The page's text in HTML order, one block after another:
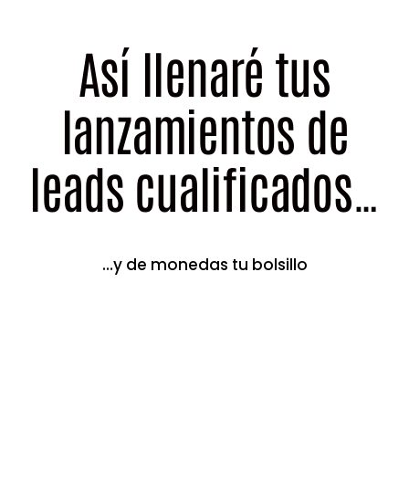
Así llenaré tus
lanzamientos de
leads cualificados…
…y de monedas tu bolsillo